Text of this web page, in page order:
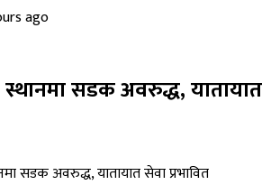
ago
स्थानमा सडक अवरुद्ध, यातायात